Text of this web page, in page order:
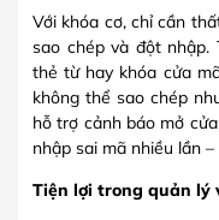
Với khóa cơ, chỉ cần
sao chép và đột nhập.
thẻ từ hay khóa cửa
không thể sao chép
hỗ trợ cảnh báo mở
nhập sai mã nhiều lần
Tiện lợi trong quản lý